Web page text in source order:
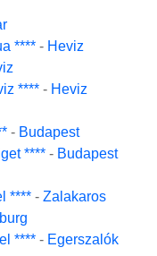
**** - Heviz
**** - Heviz
- Budapest
**** - Budapest
**** - Zalakaros
**** - Egerszalók